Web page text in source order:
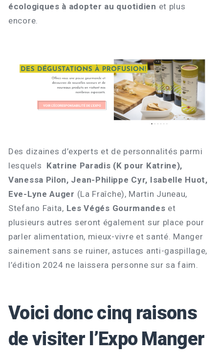
écologiques à adopter au quotidien et plus
encore.
Des dizaines d’experts et de personnalités parmi
lesquels Katrine Paradis (K pour Katrine),
Vanessa Pilon, Jean-Philippe Cyr, Isabelle Huot,
Eve-Lyne Auger (La Fraîche), Martin Juneau,
Stefano Faita, Les Végés Gourmandes et
plusieurs autres seront également sur place pour
parler alimentation, mieux-vivre et santé. Manger
sainement sans se ruiner, astuces anti-gaspillage,
l’édition 2024 ne laissera personne sur sa faim.
Voici donc cinq raisons
de visiter l’Expo Manger